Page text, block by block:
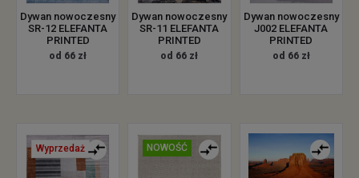
Dywan nowoczesny
SR-12 ELEFANTA
PRINTED
od 66 zł
Dywan nowoczesny
SR-11 ELEFANTA
PRINTED
od 66 zł
Dywan nowoczesny
J002 ELEFANTA
PRINTED
od 66 zł
Wyprzedaż NOWOŚĆ